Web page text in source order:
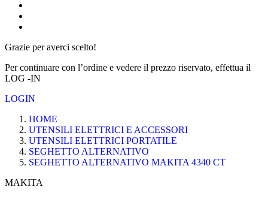
Grazie per averci scelto!
Per continuare con l’ordine e vedere il prezzo riservato, effettua il
LOG -IN
LOGIN
HOME
UTENSILI ELETTRICI E ACCESSORI
UTENSILI ELETTRICI PORTATILE
SEGHETTO ALTERNATIVO
SEGHETTO ALTERNATIVO MAKITA 4340 CT
MAKITA